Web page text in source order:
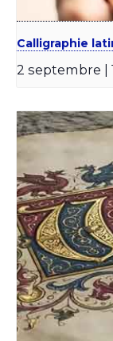
Calligraphie
2 septembre |